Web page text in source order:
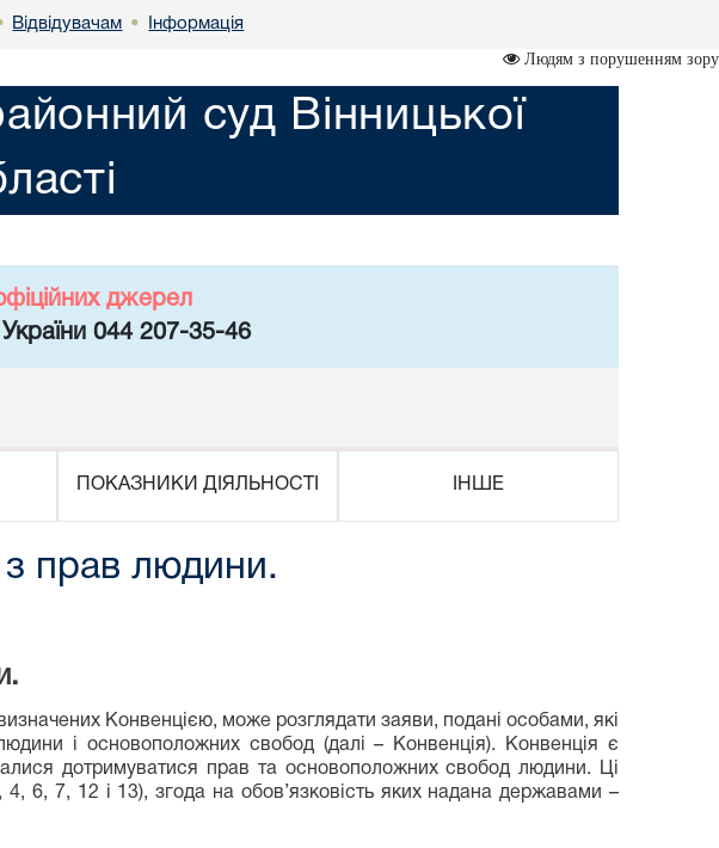
Відвідувачам • Інформація
Людям з порушенням зору
суд Вінницької
джерел
044 207-35-46
ПОКАЗНИКИ ДІЯЛЬНОСТІ ІНШЕ
з прав людини.
Конвенцією, може розглядати заяви, подані особами, які
і основоположних свобод (далі – Конвенція). Конвенція є
дотримуватися прав та основоположних свобод людини. Ці
6, 7, 12 і 13), згода на обов’язковість яких надана державами –